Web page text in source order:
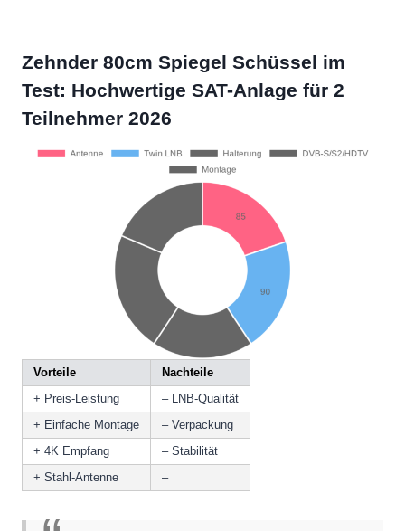
Zehnder 80cm Spiegel Schüssel im
Test: Hochwertige SAT-Anlage für 2
Teilnehmer 2026
Vorteile
Nachteile
+ Preis-Leistung
– LNB-Qualität
+ Einfache Montage
– Verpackung
+ 4K Empfang
– Stabilität
+ Stahl-Antenne
–